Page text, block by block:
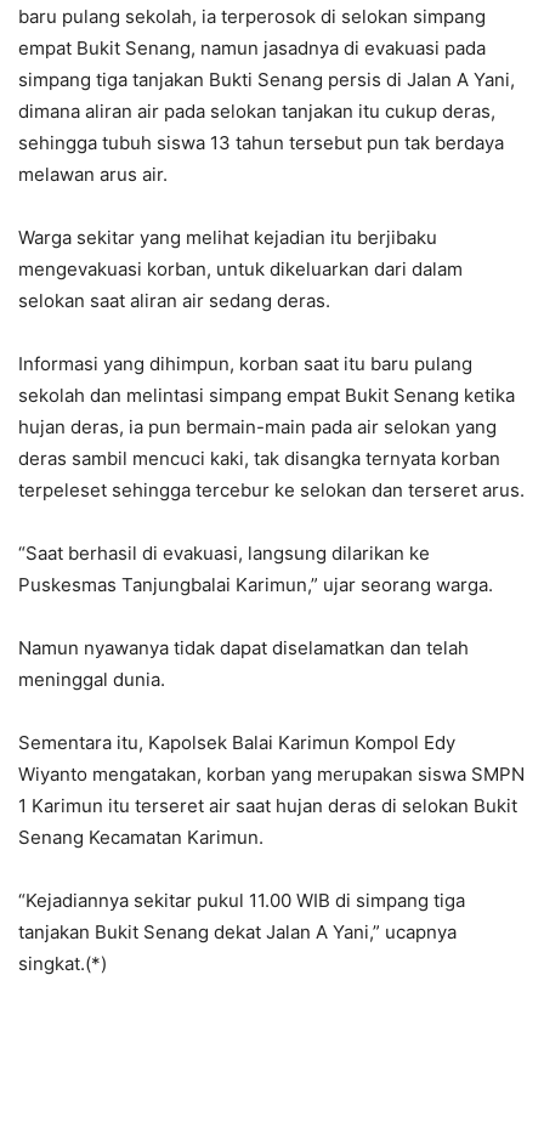
baru pulang sekolah, ia terperosok di selokan simpang
empat Bukit Senang, namun jasadnya di evakuasi pada
simpang tiga tanjakan Bukti Senang persis di Jalan A Yani,
dimana aliran air pada selokan tanjakan itu cukup deras,
sehingga tubuh siswa 13 tahun tersebut pun tak berdaya
melawan arus air.
Warga sekitar yang melihat kejadian itu berjibaku
mengevakuasi korban, untuk dikeluarkan dari dalam
selokan saat aliran air sedang deras.
Informasi yang dihimpun, korban saat itu baru pulang
sekolah dan melintasi simpang empat Bukit Senang ketika
hujan deras, ia pun bermain-main pada air selokan yang
deras sambil mencuci kaki, tak disangka ternyata korban
terpeleset sehingga tercebur ke selokan dan terseret arus.
“Saat berhasil di evakuasi, langsung dilarikan ke
Puskesmas Tanjungbalai Karimun,” ujar seorang warga.
Namun nyawanya tidak dapat diselamatkan dan telah
meninggal dunia.
Sementara itu, Kapolsek Balai Karimun Kompol Edy
Wiyanto mengatakan, korban yang merupakan siswa SMPN
1 Karimun itu terseret air saat hujan deras di selokan Bukit
Senang Kecamatan Karimun.
“Kejadiannya sekitar pukul 11.00 WIB di simpang tiga
tanjakan Bukit Senang dekat Jalan A Yani,” ucapnya
singkat.(*)